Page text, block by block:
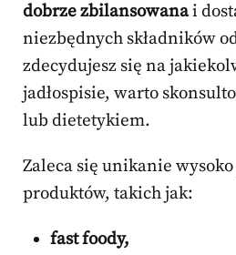
dobrze zbilansowanai
niezbędnych składników
zdecydujesz się na
jadłospisie, warto
lub dietetykiem.
Zaleca się unikanie
produktów, takich jak:
fast foody,